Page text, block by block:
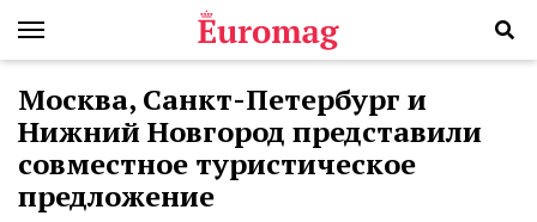
Москва, Санкт-Петербург и
Нижний Новгород представили
совместное туристическое
предложение